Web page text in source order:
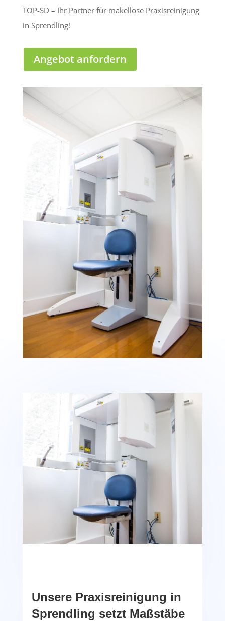
TOP-SD – Ihr Partner für makellose Praxisreinigung
in Sprendling!
Angebot anfordern
Unsere Praxisreinigung in
Sprendling setzt Maßstäbe